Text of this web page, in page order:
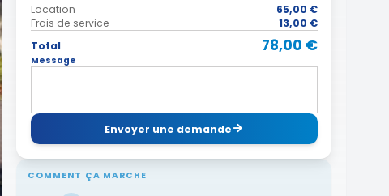
Location
65,00 €
Frais de service
13,00 €
Total
78,00 €
Message
Envoyer une demande
COMMENT ÇA MARCHE